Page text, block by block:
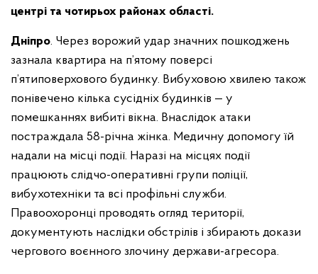
центрі та чотирьох районах області.
Дніпро. Через ворожий удар значних пошкоджень
зазнала квартира на п’ятому поверсі
п’ятиповерхового будинку. Вибуховою хвилею також
понівечено кілька сусідніх будинків — у
помешканнях вибиті вікна. Внаслідок атаки
постраждала 58-річна жінка. Медичну допомогу їй
надали на місці події. Наразі на місцях події
працюють слідчо-оперативні групи поліції,
вибухотехніки та всі профільні служби.
Правоохоронці проводять огляд території,
документують наслідки обстрілів і збирають докази
чергового воєнного злочину держави-агресора.